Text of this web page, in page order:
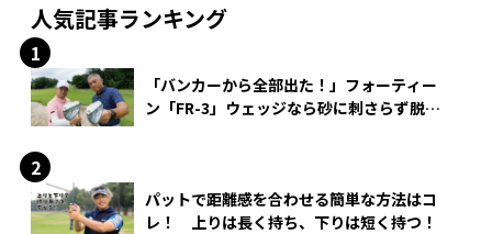
人気記事ランキング
「バンカーから全部出た！」フォーティー
ン「FR-3」ウェッジなら砂に刺さらず脱出
パットで距離感を合わせる簡単な方法はコ
レ！ 上りは長く持ち、下りは短く持つ！